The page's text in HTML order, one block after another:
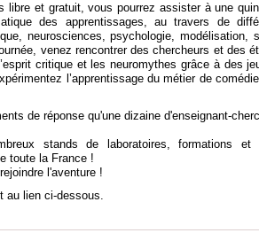
libre et gratuit, vous pourrez assister à une
des apprentissages, au travers de
neurosciences, psychologie, modélisation,
venez rencontrer des chercheurs et des
critique et les neuromythes grâce à des
l’apprentissage du métier de
de réponse qu'une dizaine d'enseignant-
stands de laboratoires, formations
toute la France !
l'aventure !
au lien ci-dessous.